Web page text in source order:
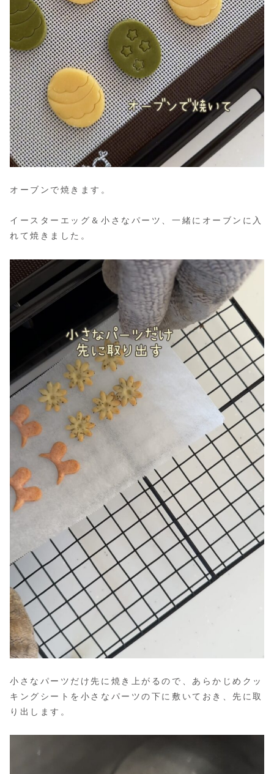
オーブンで焼きます。
イースターエッグ＆小さなパーツ、一緒にオーブンに入
れて焼きました。
小さなパーツだけ先に焼き上がるので、あらかじめクッ
キングシートを小さなパーツの下に敷いておき、先に取
り出します。